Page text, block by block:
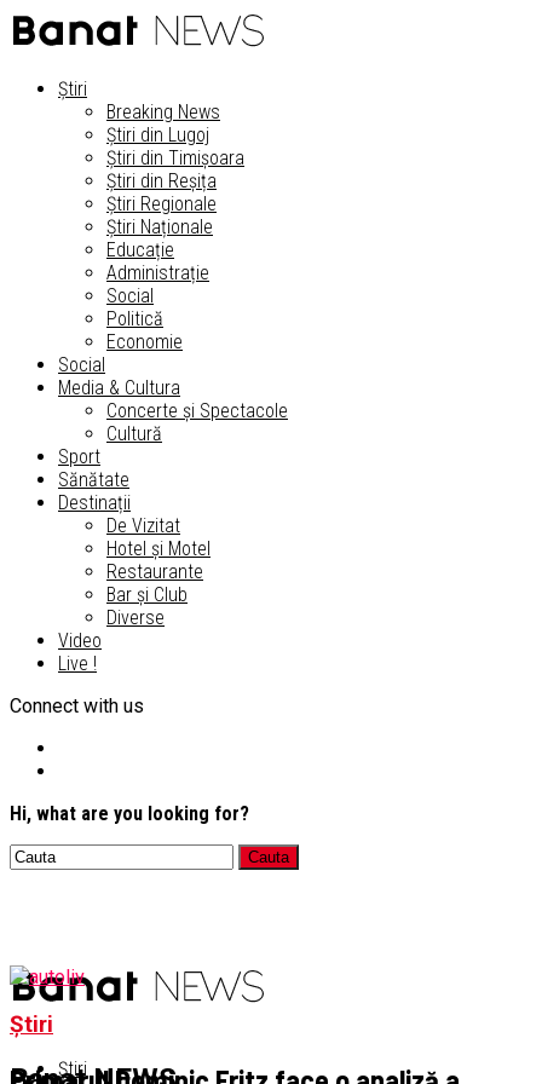
Știri
Breaking News
Știri din Lugoj
Știri din Timișoara
Știri din Reșița
Știri Regionale
Știri Naționale
Educație
Administrație
Social
Politică
Economie
Social
Media & Cultura
Concerte și Spectacole
Cultură
Sport
Sănătate
Destinații
De Vizitat
Hotel și Motel
Restaurante
Bar și Club
Diverse
Video
Live !
Connect with us
Hi, what are you looking for?
Știri
Știri